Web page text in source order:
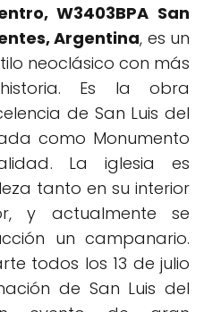
W3403BPA San
Argentina, es un
neoclásico con más
Es la obra
de San Luis del
como Monumento
La iglesia es
tanto en su interior
y actualmente se
un campanario.
todos los 13 de julio
de San Luis del